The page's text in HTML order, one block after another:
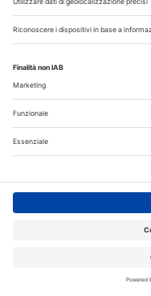
©2026 Edra S.p.a |
| Tel. 02/881841 | Sede
Registrazione